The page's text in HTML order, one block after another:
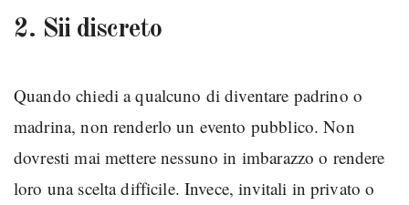
2. Sii discreto
Quando chiedi a qualcuno di diventare padrino o
madrina, non renderlo un evento pubblico. Non
dovresti mai mettere nessuno in imbarazzo o rendere
loro una scelta difficile. Invece, invitali in privato o